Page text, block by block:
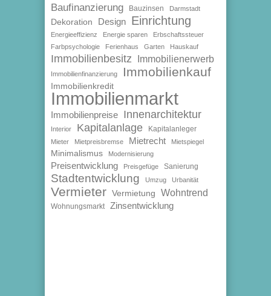
Baufinanzierung Bauzinsen Darmstadt
Dekoration Design Einrichtung
Energieeffizienz Energie sparen
Erbschaftssteuer
Farbpsychologie
Ferienhaus Garten Hauskauf
Immobilienbesitz Immobilienerwerb
Immobilienfinanzierung Immobilienkauf
Immobilienkredit
Immobilienmarkt
Immobilienpreise Innenarchitektur
Interior Kapitalanlage Kapitalanleger
Mieter Mietpreisbremse Mietrecht Mietspiegel
Minimalismus Modernisierung
Preisentwicklung Preisgefüge Sanierung
Stadtentwicklung Umzug Urbanität
Vermieter Vermietung Wohntrend
Wohnungsmarkt Zinsentwicklung